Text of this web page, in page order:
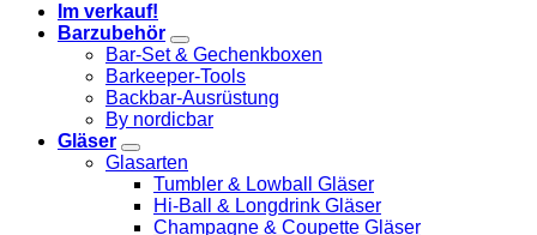
Im verkauf!
Barzubehör
Bar-Set & Gechenkboxen
Barkeeper-Tools
Backbar-Ausrüstung
By nordicbar
Gläser
Glasarten
Tumbler & Lowball Gläser
Hi-Ball & Longdrink Gläser
Champagne & Coupette Gläser